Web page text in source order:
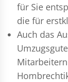
für Sie
die für
Auch das